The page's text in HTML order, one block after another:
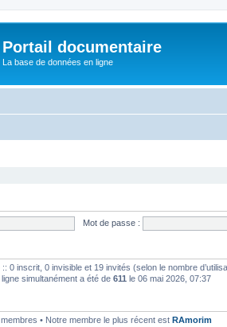
Portail documentaire
La base de données en ligne
Mot de passe :
0 inscrit, 0 invisible et 19 invités (selon le nombre
simultanément a été de 611 le 06 mai 2026, 07:37
membres • Notre membre le plus récent est RAmorim